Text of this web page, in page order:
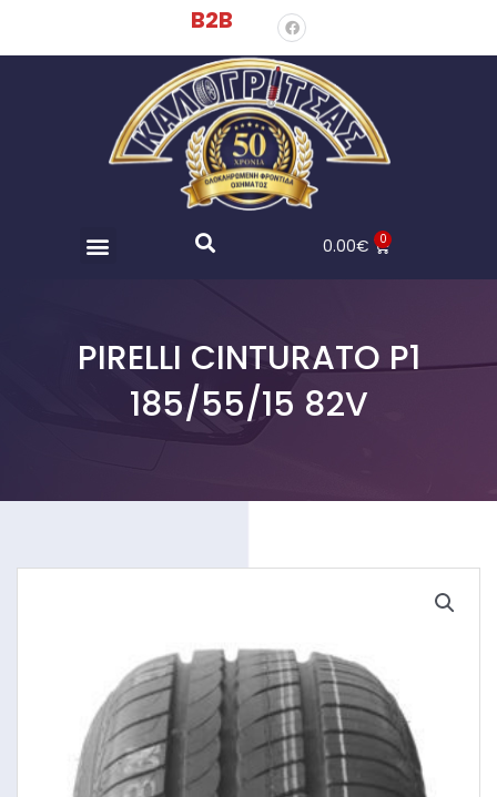
B2B
0.00€ 0
PIRELLI CINTURATO P1
185/55/15 82V